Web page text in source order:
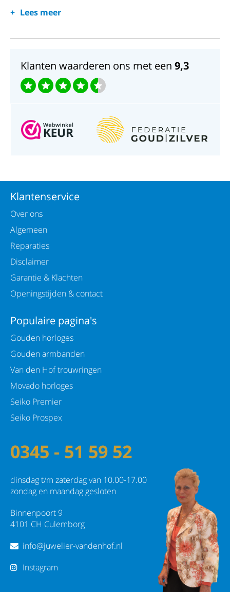
Lees meer
Klanten waarderen ons met een 9,3
Klantenservice
Over ons
Algemeen
Reparaties
Disclaimer
Garantie & Klachten
Openingstijden & contact
Populaire pagina's
Gouden horloges
Gouden armbanden
Van den Hof trouwringen
Movado horloges
Seiko Premier
Seiko Prospex
0345 - 51 59 52
dinsdag t/m zaterdag van 10.00-17.00
zondag en maandag gesloten
Binnenpoort 9
4101 CH Culemborg
info@juwelier-vandenhof.nl
Instagram